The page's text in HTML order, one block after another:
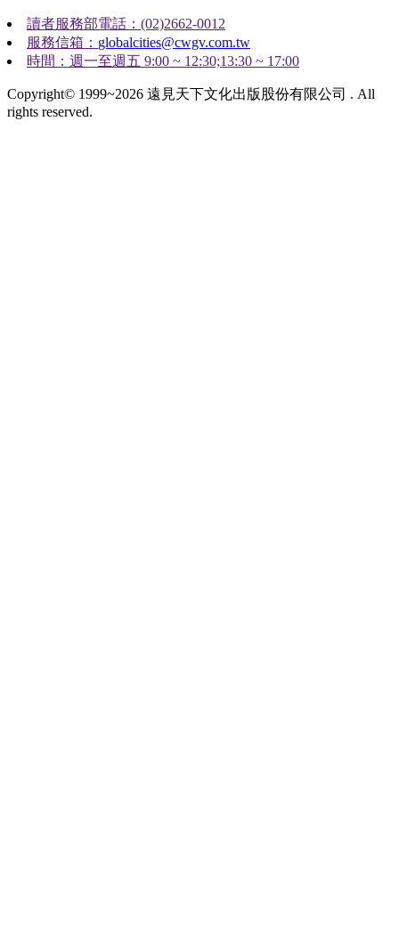
讀者服務部電話：(02)2662-0012
服務信箱： globalcities@cwgv.com.tw
時間：週一至週五 9:00 ~ 12:30;13:30 ~ 17:00
Copyright© 1999~2026 遠見天下文化出版股份有限公司 . All
rights reserved.